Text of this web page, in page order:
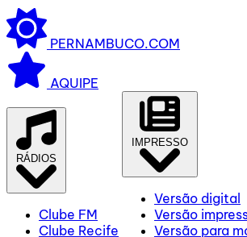
PERNAMBUCO.COM
AQUIPE
RÁDIOS
Clube FM
Clube Recife
IMPRESSO
Versão digital
Versão
Versão para